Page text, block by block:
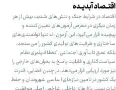
اقتــصاد آبدیــده
اقتصاد در شرایط جنگ و تنش‌های شدید، بیش از هر
زمان دیگری در معرض آزمون‌های تعیین‌کننده و
پیچیده قرار می‌گیرد. این آزمون، نه تنها توانمندی‌های
ساختاری و ظرفیت‌های تولیدی کشور را می‌سنجد،
بلکه عمق تاب‌آوری اجتماعی، انعطاف‌پذیری نظام
سیاست‌گذاری و قابلیت پاسخ به بحران‌های خارجی را
نیز مورد ارزیابی قرار می‌دهد. در چنین فضایی، قدرت
یک کشور در تامین نیازهای اساسی شهروندان و حفظ